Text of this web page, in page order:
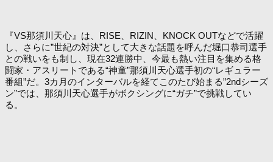
『VS那須川天心』は、RISE、RIZIN、KNOCK OUTなどで活躍
し、さらに”世紀の対決”として大きな話題を呼んだ堀口恭司選手
との戦いをも制し、現在32連勝中、今最も熱い注目を集める格
闘家・アスリートである“神童”那須川天心選手初の“レギュラー
番組”だ。3カ月のインターバルを経てこのたび始まる”2ndシーズ
ン”では、那須川天心選手がボクシングに“ガチ”で挑戦してい
る。